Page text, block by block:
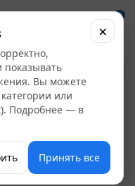
0
с
показывать
Вы можете
или
Подробнее — в
Принять все
×